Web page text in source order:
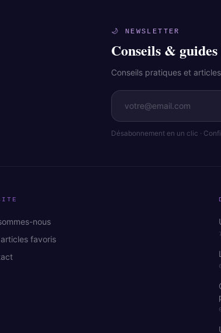
🌙 NEWSLETTER
Conseils & guides
Conseils pratiques et
Désabonnement en un clic ·
nous
favoris